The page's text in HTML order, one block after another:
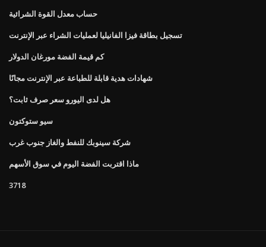
حساب معدل القوة الشرائية
تسجيل بطاقة فيزا الفانيليا لعمليات الشراء عبر الإنترنت
كم قيمة الفضة مورغان الدولار
شهادات هدية قابلة للطباعة عبر الإنترنت مجانًا
هل لدى اليورو سعر صرف ثابت؟
سيو ستوكتون
شركة سينوبك للنفط والغاز جنوب غرب
ماذا اقتربت الفضة اليوم في سوق الأسهم
3718